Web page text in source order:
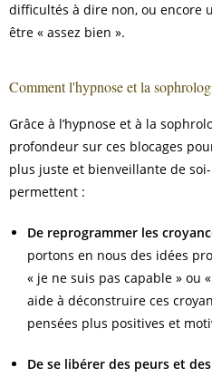
difficultés à dire non, ou encore
être « assez bien ».
Comment l'hypnose et la
Grâce à l’hypnose et à la
profondeur sur ces blocages
plus juste et bienveillante de
permettent :
De reprogrammer les
portons en nous des idées
« je ne suis pas capable » ou
aide à déconstruire ces
pensées plus positives et
De se libérer des peurs et